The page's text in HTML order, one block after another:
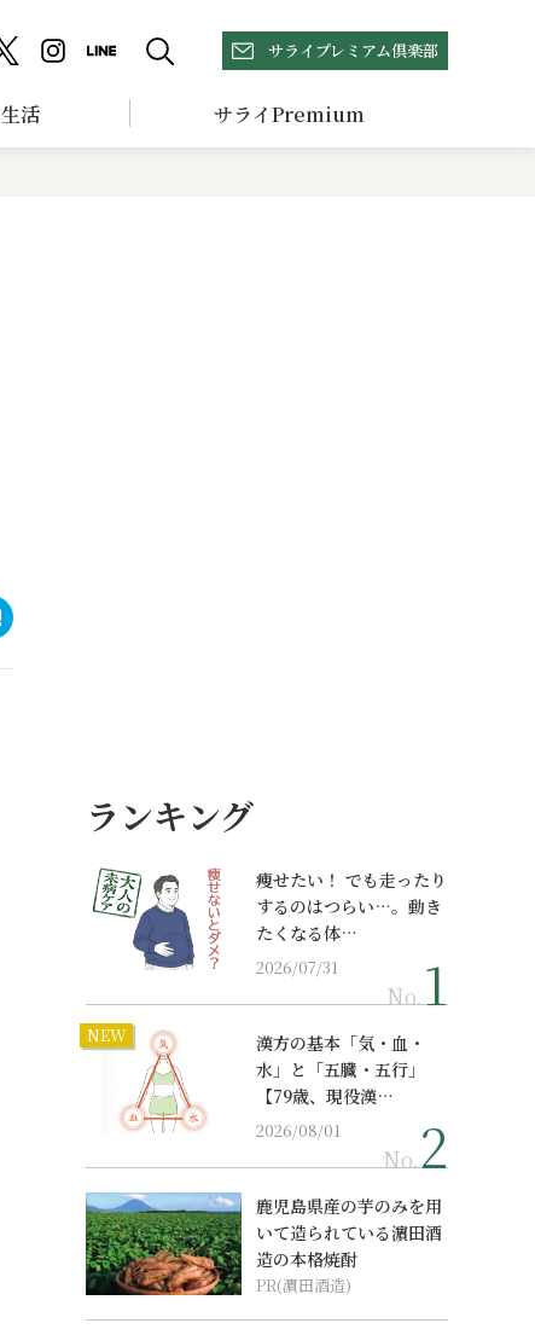
サライプレミアム倶楽部
生活 サライPremium
ランキング
痩せたい！ でも走ったり
するのはつらい…。動き
たくなる体…
2026/07/31
No.
NEW
漢方の基本「気・血・
水」と「五臓・五行」
【79歳、現役漢…
2026/08/01
No.
鹿児島県産の芋のみを用
いて造られている濵田酒
造の本格焼酎
PR(濵田酒造)